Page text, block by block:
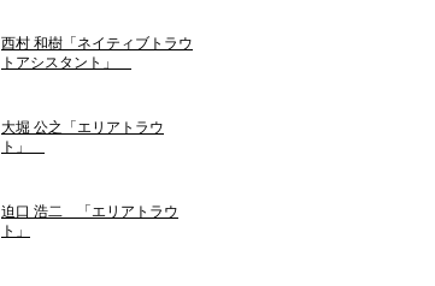
西村 和樹「ネイティブトラウ
トアシスタント」
大堀 公之「エリアトラウ
ト」
迫口 浩二 「エリアトラウ
ト」